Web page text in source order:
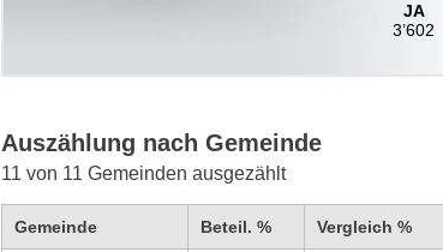
JA
3’602
Auszählung nach Gemeinde
11 von 11 Gemeinden ausgezählt
Gemeinde Beteil. % Vergleich %